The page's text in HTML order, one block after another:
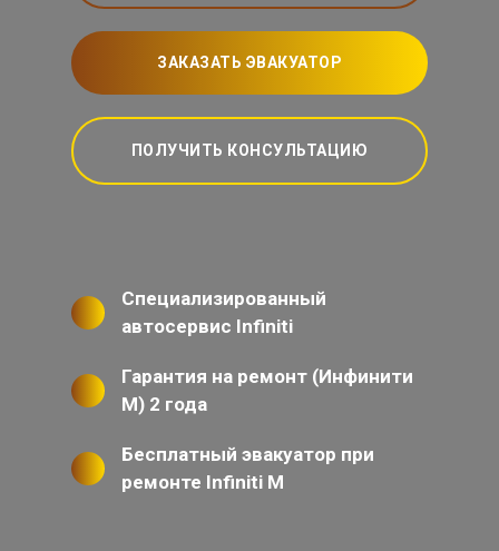
ЗАКАЗАТЬ ЭВАКУАТОР
ПОЛУЧИТЬ КОНСУЛЬТАЦИЮ
Специализированный
автосервис Infiniti
Гарантия на ремонт (Инфинити
М) 2 года
Бесплатный эвакуатор при
ремонте Infiniti M